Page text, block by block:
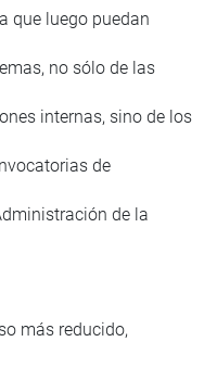
que luego puedan
no sólo de las
internas, sino de los
de
de la
más reducido,